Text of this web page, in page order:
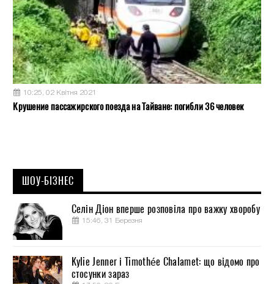
10:25, 02 Квітня 2021
Крушение пассажирского поезда на Тайване: погибли 36 человек
ШОУ-БІЗНЕС
Селін Діон вперше розповіла про важку хворобу
15:46, 31 Березня
Kylie Jenner і Timothée Chalamet: що відомо про
стосунки зараз